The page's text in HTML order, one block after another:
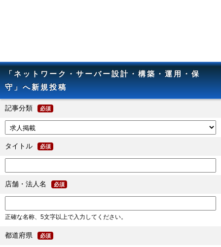
「ネットワーク・サーバー設計・構築・運用・保
守」へ新規投稿
記事分類 必須
タイトル 必須
店舗・法人名 必須
正確な名称、5文字以上で入力してください。
都道府県 必須